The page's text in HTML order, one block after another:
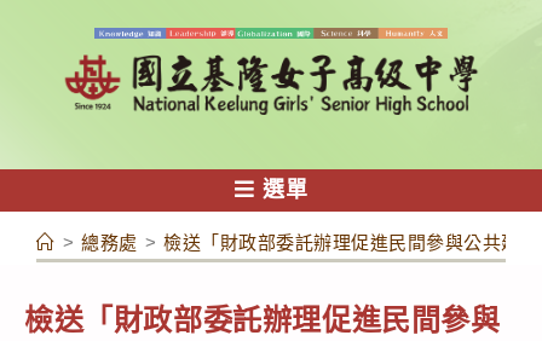
容
選單
> 總務處 > 檢送「財政部委託辦理促進民間參與公共建
檢送「財政部委託辦理促進民間參與